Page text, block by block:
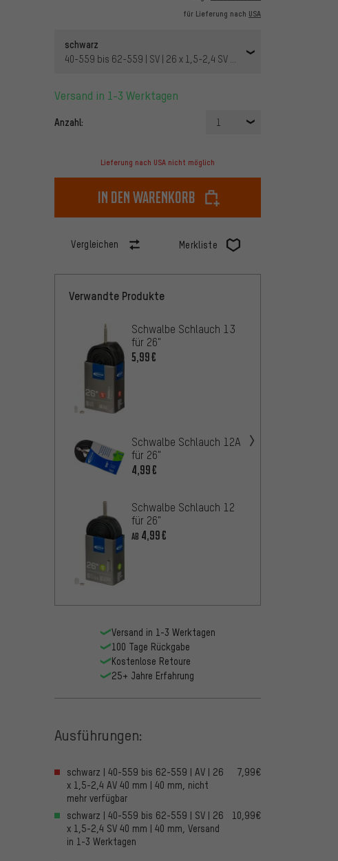
für Lieferung nach USA
schwarz
40-559 bis 62-559 | SV | 26 x 1,5-2,4 SV 40 mm | 40 mm
Versand in 1-3 Werktagen
Anzahl: 1
Lieferung nach USA nicht möglich
In den Warenkorb
Vergleichen Merkliste
Verwandte Produkte
Schwalbe Schlauch 13
für 26"
5,99€
Schwalbe Schlauch 12A
für 26"
4,99€
Schwalbe Schlauch 12
für 26"
AB 4,99€
Versand in 1-3 Werktagen
100 Tage Rückgabe
Kostenlose Retoure
25+ Jahre Erfahrung
Ausführungen:
schwarz | 40-559 bis 62-559 | AV | 26
x 1,5-2,4 AV 40 mm | 40 mm, nicht
mehr verfügbar
7,99€
schwarz | 40-559 bis 62-559 | SV | 26
x 1,5-2,4 SV 40 mm | 40 mm, Versand
in 1-3 Werktagen
10,99€